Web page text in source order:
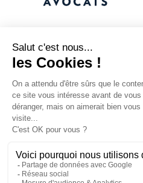
Vous
avec nous ?
Nous sommes
à votre écoute
Vos enjeux